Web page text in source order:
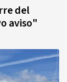
del
aviso"